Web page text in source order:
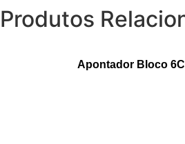
Produtos
Apontador Bloco